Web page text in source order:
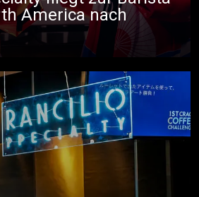
America nach